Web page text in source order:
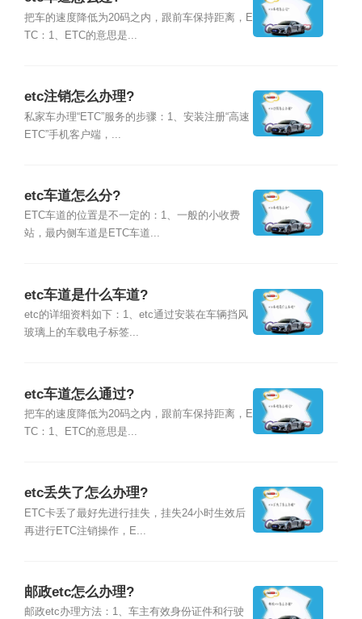
把车的速度降低为20码之内，跟前车保持距离，E
TC：1、ETC的意思是...
etc注销怎么办理?
私家车办理“ETC”服务的步骤：1、安装注册“高速
ETC”手机客户端，...
etc车道怎么分?
ETC车道的位置是不一定的：1、一般的小收费
站，最内侧车道是ETC车道...
etc车道是什么车道?
etc的详细资料如下：1、etc通过安装在车辆挡风
玻璃上的车载电子标签...
etc车道怎么通过?
把车的速度降低为20码之内，跟前车保持距离，E
TC：1、ETC的意思是...
etc丢失了怎么办理?
ETC卡丢了最好先进行挂失，挂失24小时生效后
再进行ETC注销操作，E...
邮政etc怎么办理?
邮政etc办理方法：1、车主有效身份证件和行驶